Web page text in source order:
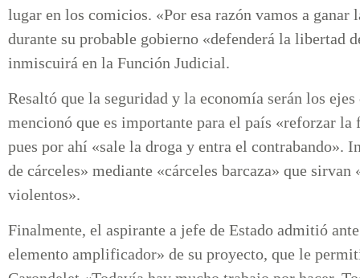
lugar en los comicios. «Por esa razón vamos a
durante su probable gobierno «defenderá la libertad
inmiscuirá en la Función Judicial.
Resaltó que la seguridad y la economía serán los
mencionó que es importante para el país «reforzar
pues por ahí «sale la droga y entra el contrabando».
de cárceles» mediante «cárceles barcaza» que
violentos».
Finalmente, el aspirante a jefe de Estado admitió
elemento amplificador» de su proyecto, que le